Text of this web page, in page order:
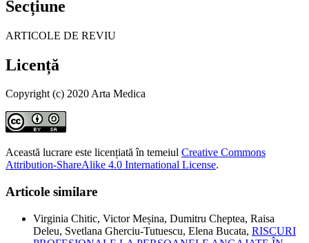
Secțiune
ARTICOLE DE REVIU
Licență
Copyright (c) 2020 Arta Medica
Această lucrare este licențiată în temeiul Creative Commons
Attribution-ShareAlike 4.0 International License.
Articole similare
Virginia Chitic, Victor Meșina, Dumitru Cheptea, Raisa
Deleu, Svetlana Gherciu-Tutuescu, Elena Bucata, RISCURI